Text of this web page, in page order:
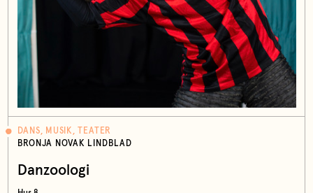
DANS, MUSIK, TEATER
BRONJA NOVAK LINDBLAD
Danzoologi